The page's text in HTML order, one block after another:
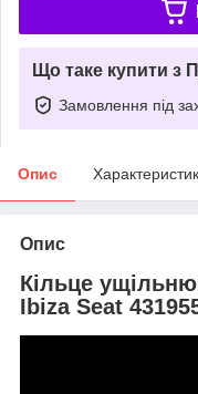
Що таке купити з
Замовлення під
Опис
Опис
Кільце
Ibiza Seat